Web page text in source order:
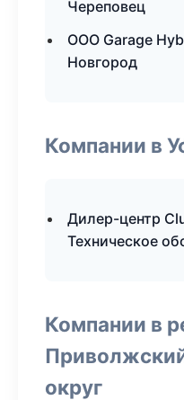
Череповец
ООО Garage
Новгород
Компании в
Дилер-центр
Техническое
Компании в
округ